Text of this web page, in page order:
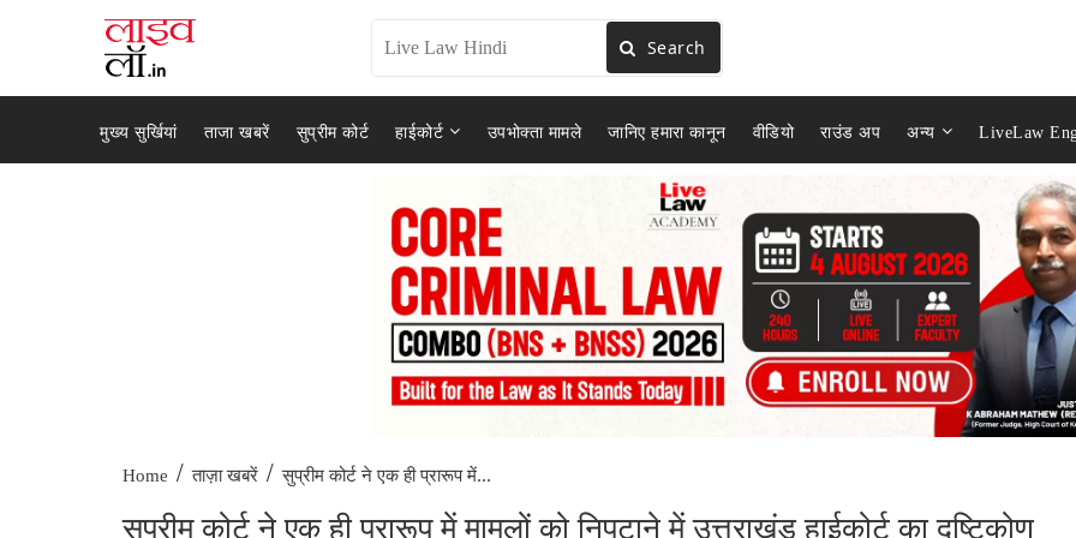
Search
मुख्य सुर्खियां ताजा खबरें सुप्रीम कोर्ट हाईकोर्ट उपभोक्ता मामले जानिए हमारा कानून वीडियो राउंड अप अन्य LiveLaw
Home / ताज़ा खबरें / सुप्रीम कोर्ट ने एक ही प्रारूप में...
सुप्रीम कोर्ट ने एक ही प्रारूप में मामलों को निपटाने में उत्तराखंड हाईकोर्ट का दृष्टिकोण